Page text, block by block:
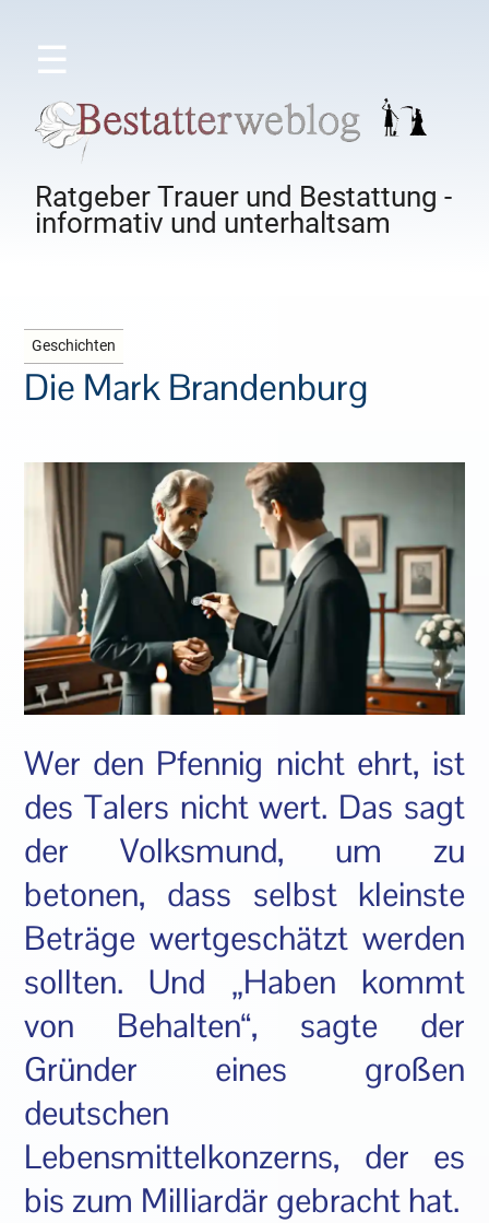
☰
Ratgeber Trauer und Bestattung -
informativ und unterhaltsam
Geschichten
Die Mark Brandenburg
Wer den Pfennig nicht ehrt, ist
des Talers nicht wert. Das sagt
der Volksmund, um zu
betonen, dass selbst kleinste
Beträge wertgeschätzt werden
sollten. Und „Haben kommt
von Behalten“, sagte der
Gründer eines großen
deutschen
Lebensmittelkonzerns, der es
bis zum Milliardär gebracht hat.